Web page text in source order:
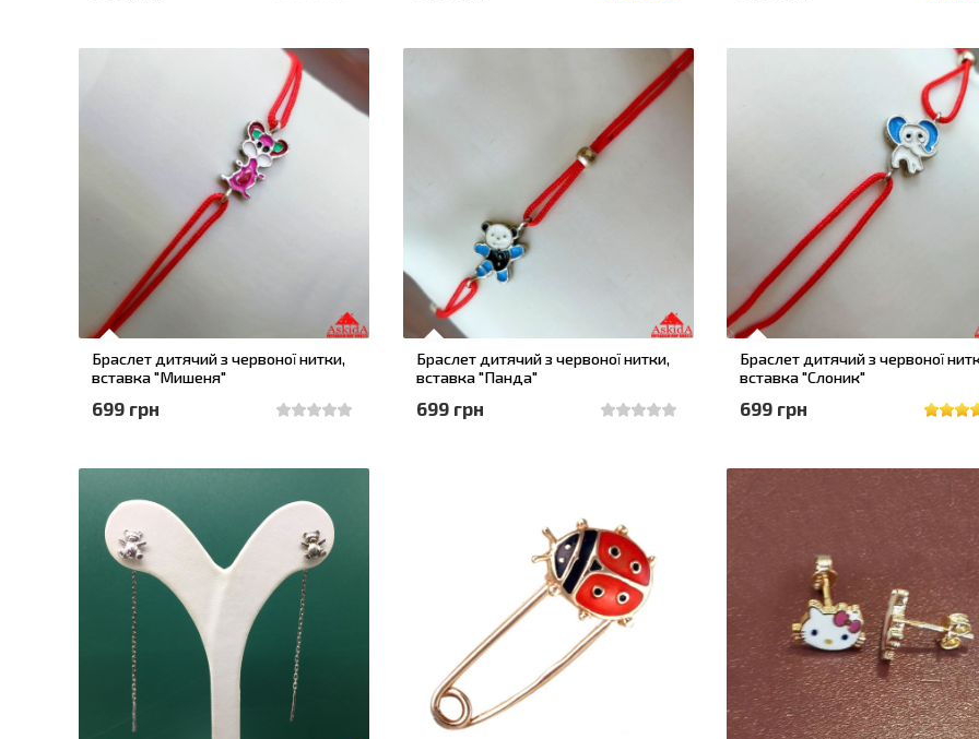
Браслет дитячий з червоної нитки,
вставка "Мишеня"
699 грн
Браслет дитячий з червоної нитки,
вставка "Панда"
699 грн
Браслет дитячий з червоної
вставка "Слоник"
699 грн